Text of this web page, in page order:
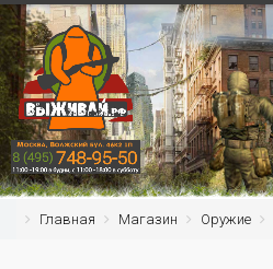
Главная Магазин Оружие